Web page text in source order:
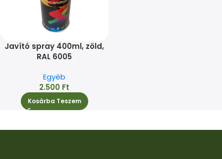
Javító spray 400ml, zöld,
RAL 6005
Egyéb
2.500 Ft
Kosárba Teszem